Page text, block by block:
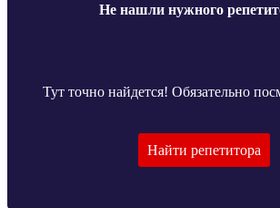
Не нашли нужного
Тут точно найдется! Обязательно
Найти репетитора